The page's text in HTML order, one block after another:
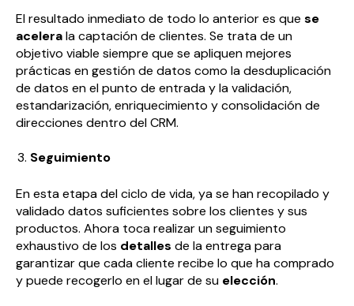
El resultado inmediato de todo lo anterior es que se
acelerala captación de clientes. Se trata de un
objetivo viable siempre que se apliquen mejores
prácticas en gestión de datos como la desduplicación
de datos en el punto de entrada y la validación,
estandarización, enriquecimiento y consolidación de
direcciones dentro del CRM.
Seguimiento
En esta etapa del ciclo de vida, ya se han recopilado y
validado datos suficientes sobre los clientes y sus
productos. Ahora toca realizar un seguimiento
exhaustivo de los detalles de la entrega para
garantizar que cada cliente recibe lo que ha comprado
y puede recogerlo en el lugar de su elección.